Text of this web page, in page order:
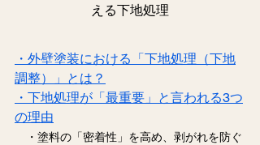
える下地処理
・外壁塗装における「下地処理（下地
調整）」とは？
・下地処理が「最重要」と言われる3つ
の理由
・塗料の「密着性」を高め、剥がれを防ぐ